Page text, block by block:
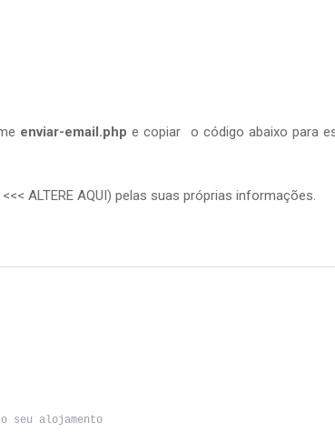
enviar-email.php e copiar o código abaixo para
ALTERE AQUI) pelas suas próprias informações.
seu alojamento